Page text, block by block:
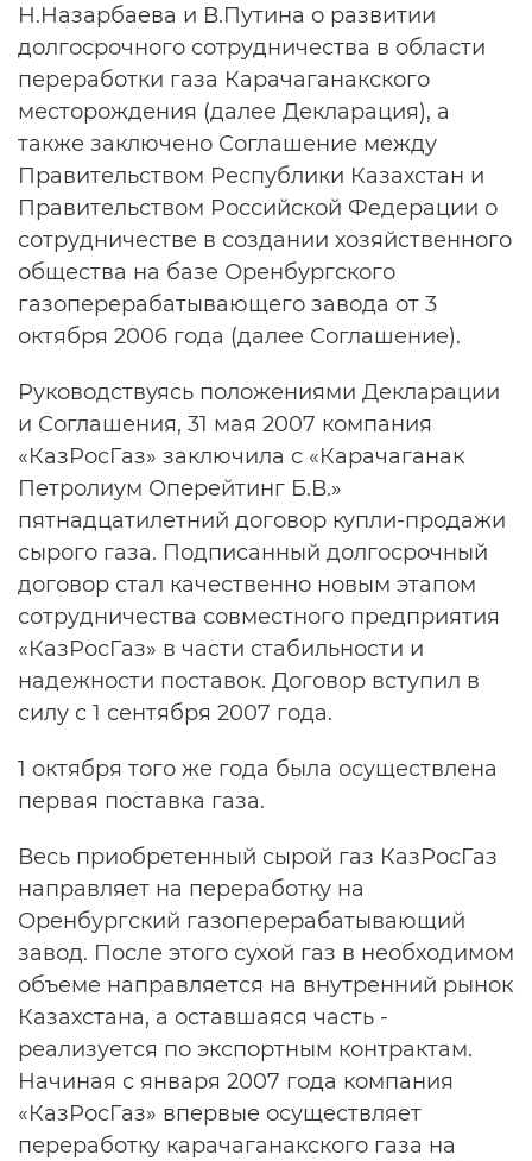
Н.Назарбаева и В.Путина о развитии
долгосрочного сотрудничества в области
переработки газа Карачаганакского
месторождения (далее Декларация), а
также заключено Соглашение между
Правительством Республики Казахстан и
Правительством Российской Федерации о
сотрудничестве в создании хозяйственного
общества на базе Оренбургского
газоперерабатывающего завода от 3
октября 2006 года (далее Соглашение).
Руководствуясь положениями Декларации
и Соглашения, 31 мая 2007 компания
«КазРосГаз» заключила с «Карачаганак
Петролиум Оперейтинг Б.В.»
пятнадцатилетний договор купли-продажи
сырого газа. Подписанный долгосрочный
договор стал качественно новым этапом
сотрудничества совместного предприятия
«КазРосГаз» в части стабильности и
надежности поставок. Договор вступил в
силу с 1 сентября 2007 года.
1 октября того же года была осуществлена
первая поставка газа.
Весь приобретенный сырой газ КазРосГаз
направляет на переработку на
Оренбургский газоперерабатывающий
завод. После этого сухой газ в необходимом
объеме направляется на внутренний рынок
Казахстана, а оставшаяся часть -
реализуется по экспортным контрактам.
Начиная с января 2007 года компания
«КазРосГаз» впервые осуществляет
переработку карачаганакского газа на